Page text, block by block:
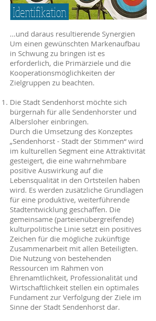
Identifikation
...und daraus resultierende Synergien
Um einen gewünschten Markenaufbau
in Schwung zu bringen ist es
erforderlich, die Primärziele und die
Kooperationsmöglichkeiten der
Zielgruppen zu beachten.
Die Stadt Sendenhorst möchte sich
bürgernah für alle Sendenhorster und
Albersloher einbringen.
Durch die Umsetzung des Konzeptes
„Sendenhorst - Stadt der Stimmen“ wird
im kulturellen Segment eine Attraktivität
gesteigert, die eine wahrnehmbare
positive Auswirkung auf die
Lebensqualität in den Ortsteilen haben
wird. Es werden zusätzliche Grundlagen
für eine produktive, weiterführende
Stadtentwicklung geschaffen. Die
gemeinsame (parteienübergreifende)
kulturpolitische Linie setzt ein positives
Zeichen für die mögliche zukünftige
Zusammenarbeit mit allen Beteiligten.
Die Nutzung von bestehenden
Ressourcen im Rahmen von
Ehrenamtlichkeit, Professionalität und
Wirtschaftlichkeit stellen ein optimales
Fundament zur Verfolgung der Ziele im
Sinne der Stadt Sendenhorst dar.